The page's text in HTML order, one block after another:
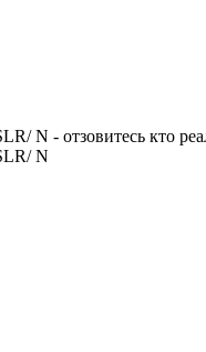
N - отзовитесь кто
N